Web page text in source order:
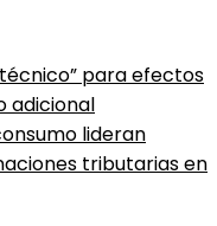
para efectos
adicional
lideran
tributarias en